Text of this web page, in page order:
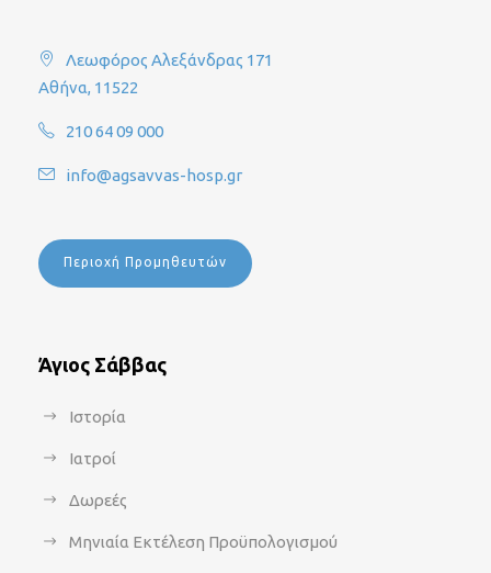
Λεωφόρος Αλεξάνδρας 171
Αθήνα, 11522
210 64 09 000
info@agsavvas-hosp.gr
Περιοχή Προμηθευτών
Άγιος Σάββας
Ιστορία
Ιατροί
Δωρεές
Μηνιαία Εκτέλεση Προϋπολογισμού